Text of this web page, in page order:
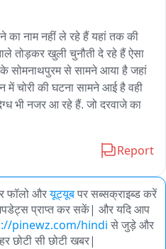
का नाम नहीं ले रहे हैं यहां तक की
तोड़कर खुली चुनौती दे रहे हैं ऐसा
के सोमनाथपुरम से सामने आया है जहां
चोरी की घटना सामने आई है वही
भी नजर आ रहे हैं. जो दरवाजे का
Report
फॉलो औरयूट्यूबपर सब्सक्राइब्ड करें
प्राप्त कर सकें| और यदि आप
pinewz.com/hindi से जुड़े और
छोटी सी छोटी खबर|